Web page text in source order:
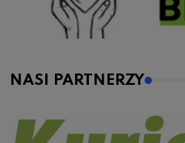
NASI PARTNERZY